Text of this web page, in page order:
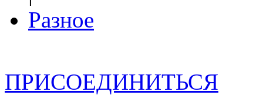
Разное
ПРИСОЕДИНИТЬСЯ